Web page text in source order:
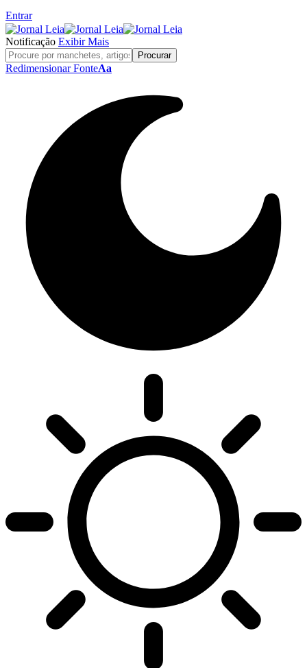
Entrar
Notificação Exibir Mais
Redimensionar FonteAa